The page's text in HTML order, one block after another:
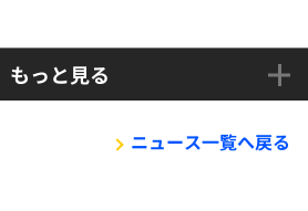
もっと見る
ニュース一覧へ戻る